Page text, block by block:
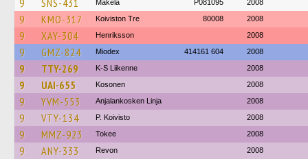
9 SNS-431 Mäkela P081095 2008
9 KMO-317 Koiviston Tre 80008 2008
9 XAY-304 Henriksson 2008
9 GMZ-824 Miodex 414161 604 2008
9 TTY-269 K-S Liikenne 2008
9 UAI-655 Kosonen 2008
9 YVM-553 Anjalankosken Linja 2008
9 VTY-134 P. Koivisto 2008
9 MMZ-923 Tokee 2008
9 ANY-333 Revon 2008